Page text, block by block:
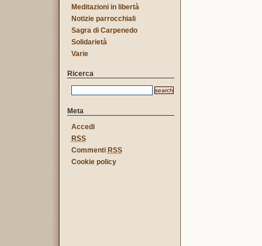
Meditazioni in libertà
Notizie parrocchiali
Sagra di Carpenedo
Solidarietà
Varie
Ricerca
Meta
Accedi
RSS
Commenti RSS
Cookie policy